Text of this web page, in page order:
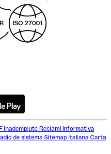
inadempiute Reclami Informativa
de sistema Sitemap italiana Carta